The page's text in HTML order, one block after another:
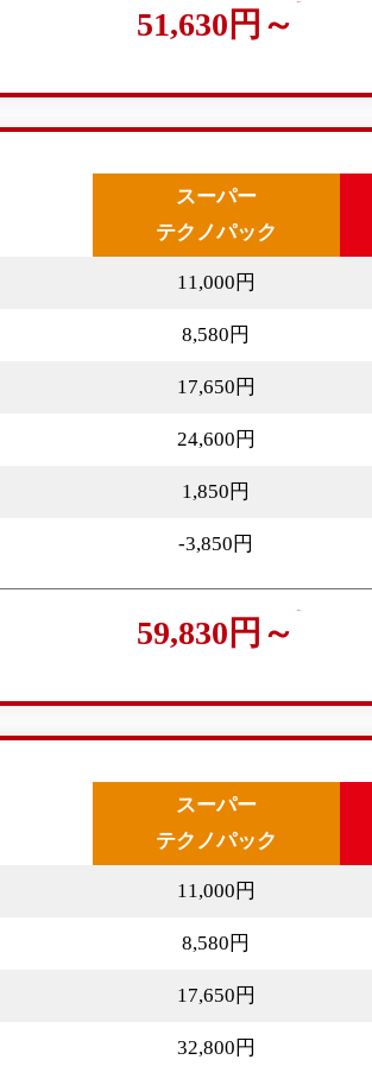
51,630円～
スーパー
テクノパック
11,000円
8,580円
17,650円
24,600円
1,850円
-3,850円
59,830円～
スーパー
テクノパック
11,000円
8,580円
17,650円
32,800円